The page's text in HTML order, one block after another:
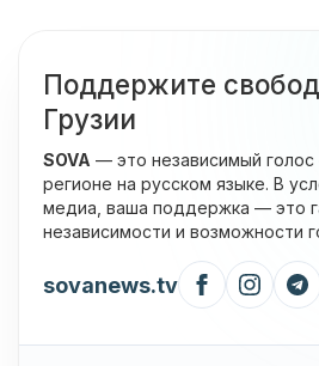
Поддержите
Грузии
SOVA — это независимый голос
регионе на русском языке. В
медиа, ваша поддержка — это
независимости и возможности
sovanews.tv